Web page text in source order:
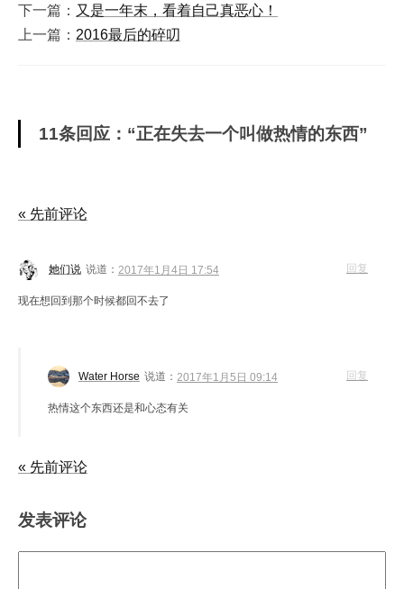
下一篇： 又是一年末，看着自己真恶心！
上一篇： 2016最后的碎叨
11条回应：“正在失去一个叫做热情的东西”
« 先前评论
她们说 说道： 2017年1月4日 17:54
现在想回到那个时候都回不去了
回复
Water Horse 说道： 2017年1月5日 09:14
热情这个东西还是和心态有关
回复
« 先前评论
发表评论